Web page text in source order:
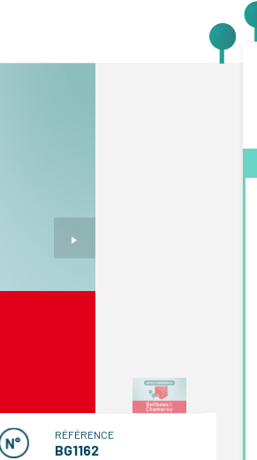
RÉFÉRENCE
BG1162